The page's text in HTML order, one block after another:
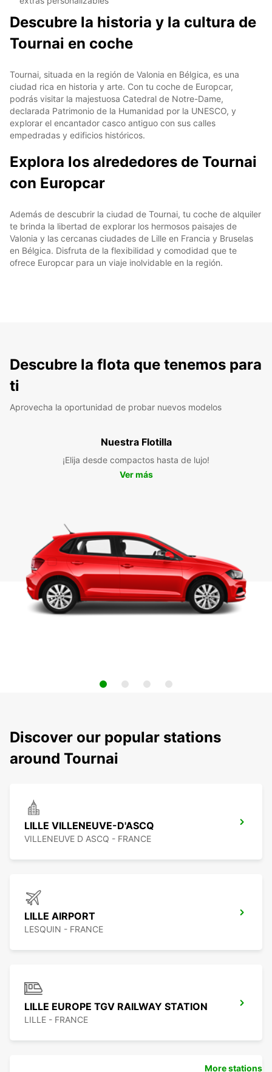
Descubre la historia y la cultura de
Tournai en coche
Tournai, situada en la región de Valonia en Bélgica, es una
ciudad rica en historia y arte. Con tu coche de Europcar,
podrás visitar la majestuosa Catedral de Notre-Dame,
declarada Patrimonio de la Humanidad por la UNESCO, y
explorar el encantador casco antiguo con sus calles
empedradas y edificios históricos.
Explora los alrededores de Tournai
con Europcar
Además de descubrir la ciudad de Tournai, tu coche de alquiler
te brinda la libertad de explorar los hermosos paisajes de
Valonia y las cercanas ciudades de Lille en Francia y Bruselas
en Bélgica. Disfruta de la flexibilidad y comodidad que te
ofrece Europcar para un viaje inolvidable en la región.
Descubre la flota que tenemos para
ti
Aprovecha la oportunidad de probar nuevos modelos
Nuestra Flotilla
¡Elija desde compactos hasta de lujo!
Ver más
Discover our popular stations
around Tournai
LILLE VILLENEUVE-D'ASCQ
VILLENEUVE D ASCQ - FRANCE
LILLE AIRPORT
LESQUIN - FRANCE
LILLE EUROPE TGV RAILWAY STATION
LILLE - FRANCE
More stations